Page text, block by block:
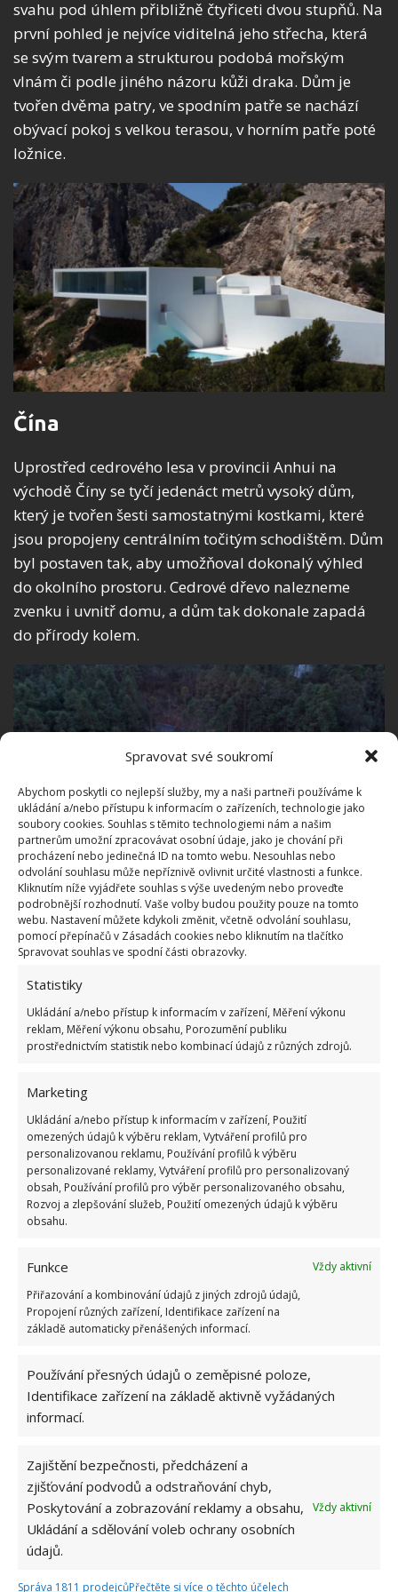
Spravovat své soukromí
Abychom poskytli co nejlepší služby, my a naši partneři používáme k
ukládání a/nebo přístupu k informacím o zařízeních, technologie jako
soubory cookies. Souhlas s těmito technologiemi nám a našim
partnerům umožní zpracovávat osobní údaje, jako je chování při
procházení nebo jedinečná ID na tomto webu. Nesouhlas nebo
odvolání souhlasu může nepříznivě ovlivnit určité vlastnosti a funkce.
Kliknutím níže vyjádřete souhlas s výše uvedeným nebo proveďte
podrobnější rozhodnutí. Vaše volby budou použity pouze na tomto
webu. Nastavení můžete kdykoli změnit, včetně odvolání souhlasu,
pomocí přepínačů v Zásadách cookies nebo kliknutím na tlačítko
Spravovat souhlas ve spodní části obrazovky.
Statistiky
Ukládání a/nebo přístup k informacím v zařízení, Měření výkonu
reklam, Měření výkonu obsahu, Porozumění publiku
prostřednictvím statistik nebo kombinací údajů z různých zdrojů.
Marketing
Ukládání a/nebo přístup k informacím v zařízení, Použití
omezených údajů k výběru reklam, Vytváření profilů pro
personalizovanou reklamu, Používání profilů k výběru
personalizované reklamy, Vytváření profilů pro personalizovaný
obsah, Používání profilů pro výběr personalizovaného obsahu,
Rozvoj a zlepšování služeb, Použití omezených údajů k výběru
obsahu.
Funkce
Vždy aktivní
Přiřazování a kombinování údajů z jiných zdrojů údajů,
Propojení různých zařízení, Identifikace zařízení na
základě automaticky přenášených informací.
Používání přesných údajů o zeměpisné poloze,
Identifikace zařízení na základě aktivně vyžádaných
informací.
Zajištění bezpečnosti, předcházení a
zjišťování podvodů a odstraňování chyb,
Poskytování a zobrazování reklamy a obsahu,
Ukládání a sdělování voleb ochrany osobních
údajů.
Vždy aktivní
Správa 1811 prodejcůPřečtěte si více o těchto účelech
svahu pod úhlem přibližně čtyřiceti dvou stupňů. Na
první pohled je nejvíce viditelná jeho střecha, která
se svým tvarem a strukturou podobá mořským
vlnám či podle jiného názoru kůži draka. Dům je
tvořen dvěma patry, ve spodním patře se nachází
obývací pokoj s velkou terasou, v horním patře poté
ložnice.
Čína
Uprostřed cedrového lesa v provincii Anhui na
východě Číny se tyčí jedenáct metrů vysoký dům,
který je tvořen šesti samostatnými kostkami, které
jsou propojeny centrálním točitým schodištěm. Dům
byl postaven tak, aby umožňoval dokonalý výhled
do okolního prostoru. Cedrové dřevo nalezneme
zvenku i uvnitř domu, a dům tak dokonale zapadá
do přírody kolem.
Villa Escarpa nacházející se v portugalském regionu
Algarve může některým znalcům architektury
Tugendhat. Bíla vila ve tvaru kvádru se tyčí nad
cílem bylo vytvořit efekt domu plovoucího nad
krajinou. Chloubou domu je obrovská střešní terasa,
která mu dodává lehkost a vzdušnost.
Spojené státy americké
V Los Angeles se nachází dům s názvem Slice and
Fold House, který připomíná origami. Architekti si
při jeho stavbě vyhráli s ostrými hranami a otvory